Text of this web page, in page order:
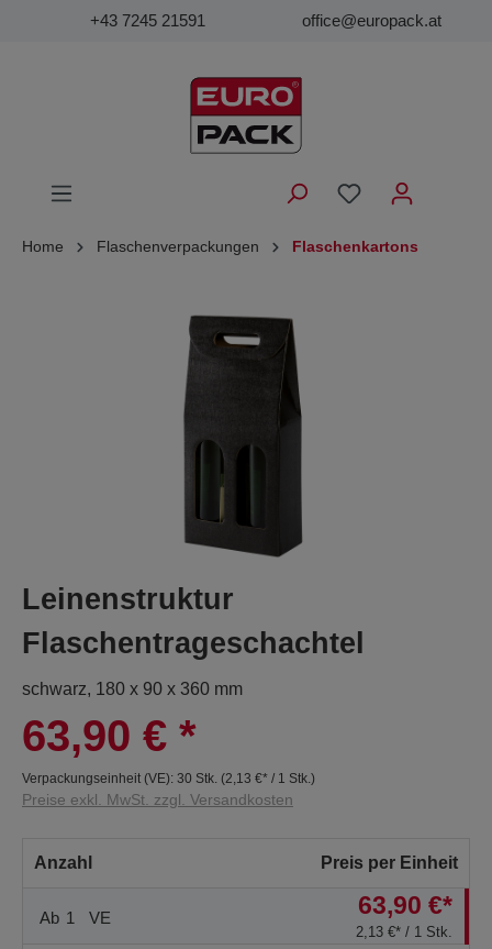
+43 7245 21591 office@europack.at
Home Flaschenverpackungen Flaschenkartons
Leinenstruktur
Flaschentrageschachtel
schwarz, 180 x 90 x 360 mm
63,90 € *
Verpackungseinheit (VE): 30 Stk. (2,13 €* / 1 Stk.)
Preise exkl. MwSt. zzgl. Versandkosten
Anzahl Preis per Einheit
Ab 1 VE 63,90 €*
2,13 €* / 1 Stk.